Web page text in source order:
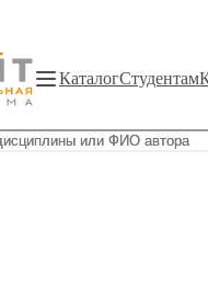
КаталогСтудентам